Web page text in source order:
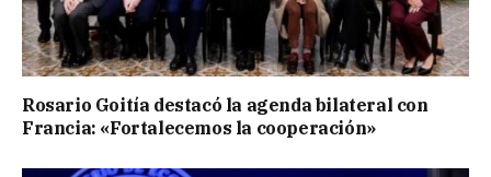
Rosario Goitía destacó la agenda bilateral con
Francia: «Fortalecemos la cooperación»